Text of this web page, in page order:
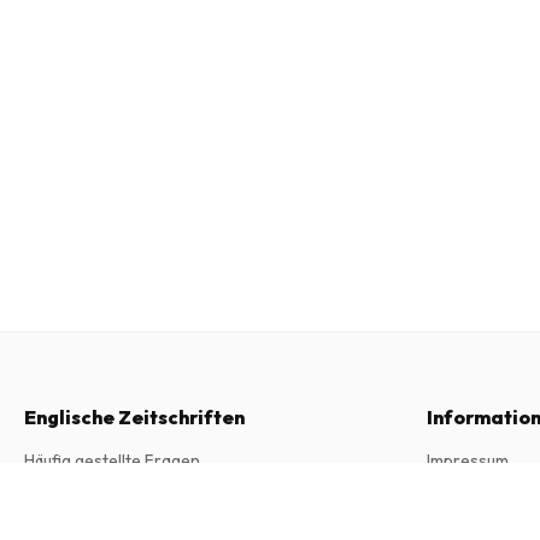
Englische Zeitschriften
Häufig gestellte Fragen
Impressum